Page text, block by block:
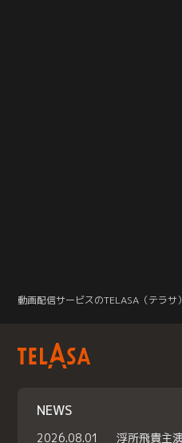
動画配信サービスのTELASA（テラサ）
NEWS
2026.08.01